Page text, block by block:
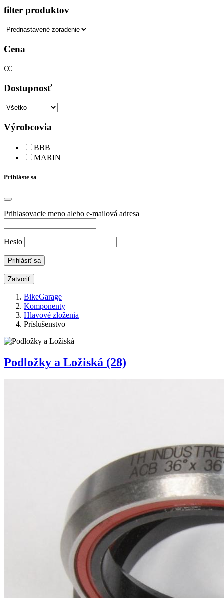
filter produktov
Cena
€€
Dostupnosť
Výrobcovia
BBB
MARIN
Prihláste sa
Prihlasovacie meno alebo e-mailová adresa
Heslo
Zatvoriť
BikeGarage
Komponenty
Hlavové zloženia
Príslušenstvo
Podložky a Ložiská (28)